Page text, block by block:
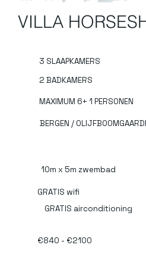
VILLA
3 SLAAPKAMERS
2 BADKAMERS
MAXIMUM 6+ 1 PERSONEN
BERGEN /
€840 - €2100
10m x 5m zwembad
GRATIS wifi
GRATIS airconditioning